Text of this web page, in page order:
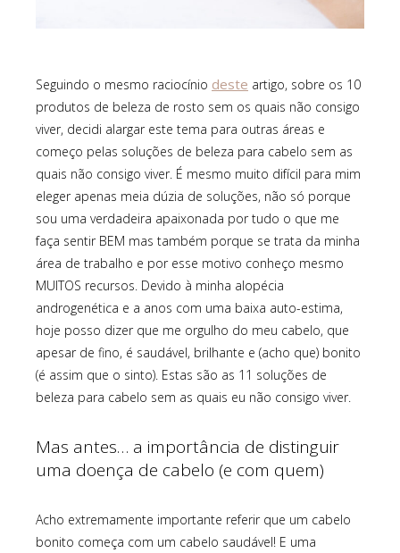
Seguindo o mesmo raciocínio deste artigo, sobre os 10
produtos de beleza de rosto sem os quais não consigo
viver, decidi alargar este tema para outras áreas e
começo pelas soluções de beleza para cabelo sem as
quais não consigo viver. É mesmo muito difícil para mim
eleger apenas meia dúzia de soluções, não só porque
sou uma verdadeira apaixonada por tudo o que me
faça sentir BEM mas também porque se trata da minha
área de trabalho e por esse motivo conheço mesmo
MUITOS recursos. Devido à minha alopécia
androgenética e a anos com uma baixa auto-estima,
hoje posso dizer que me orgulho do meu cabelo, que
apesar de fino, é saudável, brilhante e (acho que) bonito
(é assim que o sinto). Estas são as 11 soluções de
beleza para cabelo sem as quais eu não consigo viver.
Mas antes… a importância de distinguir
uma doença de cabelo (e com quem)
Acho extremamente importante referir que um cabelo
bonito começa com um cabelo saudável! E uma